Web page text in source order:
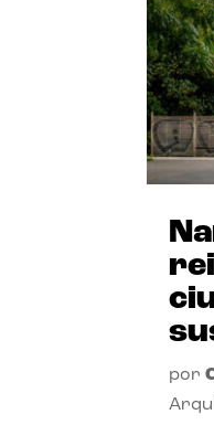
por